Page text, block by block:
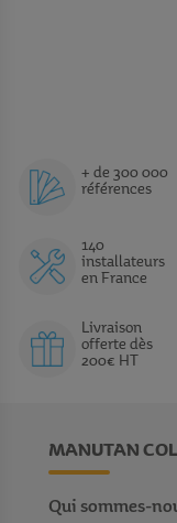
+ de 300 000
références
140
installateurs
en France
Livraison
offerte dès
200€ HT
MANUTAN
Qui sommes-